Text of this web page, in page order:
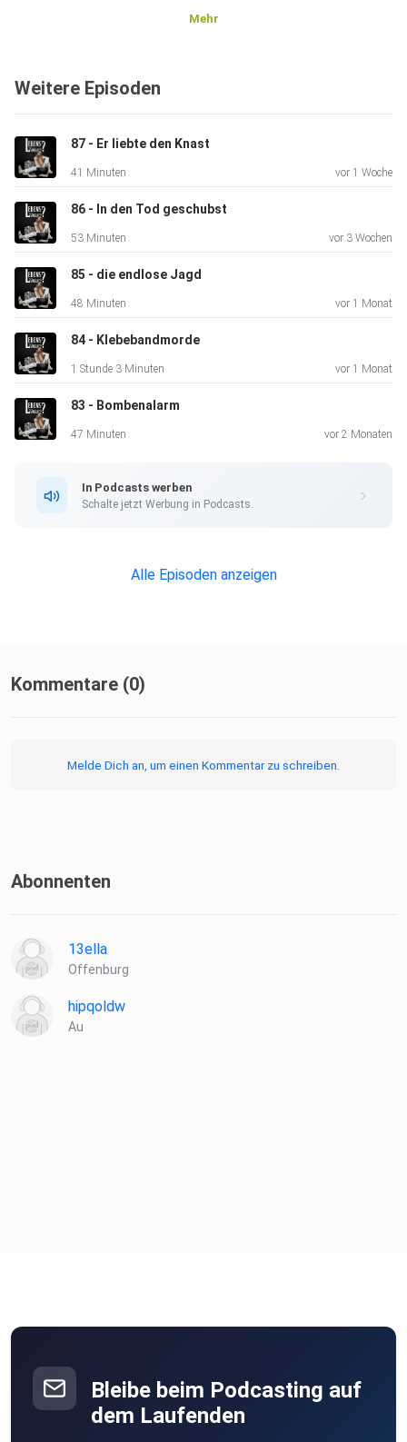
TRIGGERWARNUNG: Dieser Podcast enthält Schilderungen
Diebstahl und Krieg.
Pretalk bis 06:17
Löse
Webseite:⁠⁠⁠⁠⁠⁠⁠⁠⁠⁠⁠⁠⁠⁠⁠⁠⁠lebenslaenglichderpodcast.ch⁠⁠⁠⁠⁠⁠⁠⁠⁠⁠⁠⁠⁠⁠⁠⁠⁠
Facebook: Lebenslänglich der Podcast
E-mail: lebenslanglichderpodcast@gmail.com
Recherche, Hosting und Schnitt: ⁠⁠⁠⁠⁠⁠Sheryn Locher⁠⁠⁠⁠⁠⁠ &
Mehr
Weitere Episoden
87 - Er liebte den Knast
41 Minuten vor 1 Woche
86 - In den Tod geschubst
53 Minuten vor 3 Wochen
85 - die endlose Jagd
48 Minuten vor 1 Monat
84 - Klebebandmorde
1 Stunde 3 Minuten vor 1 Monat
83 - Bombenalarm
47 Minuten vor 2 Monaten
In Podcasts werben
Schalte jetzt Werbung in Podcasts.
Alle Episoden anzeigen
Kommentare (0)
Melde Dich an, um einen Kommentar zu schreiben.
Abonnenten
13ella
Offenburg
hipqoldw
Au
Bleibe beim Podcasting auf
dem Laufenden